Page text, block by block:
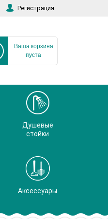
Регистрация
Ваша корзина
пуста
Душевые
стойки
Аксессуары